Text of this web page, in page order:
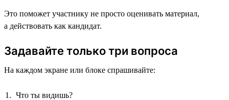
Это поможет участнику не просто оценивать материал,
а действовать как кандидат.
Задавайте только три вопроса
На каждом экране или блоке спрашивайте:
Что ты видишь?